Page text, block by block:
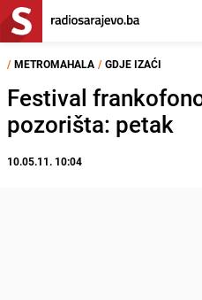
/ METROMAHALA / GDJE IZAĆI
Festival
pozorišta: petak
10.05.11. 10:04